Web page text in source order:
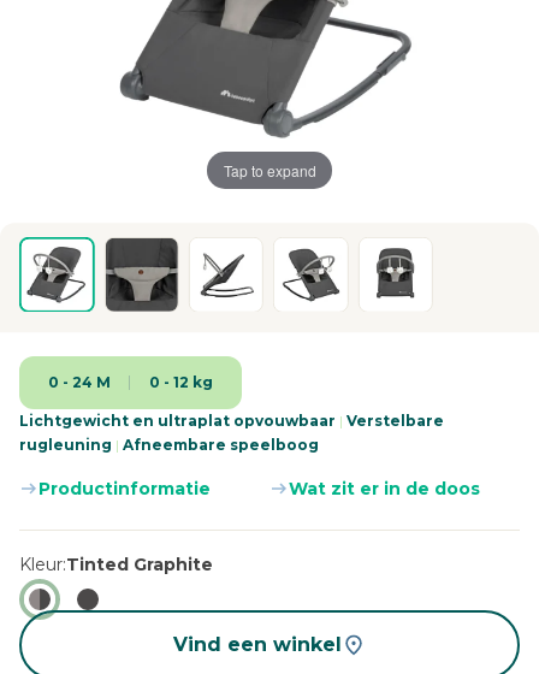
Tap to expand
0 - 24 M 0 - 12 kg
Lichtgewicht en ultraplat opvouwbaar | Verstelbare
rugleuning | Afneembare speelboog
Productinformatie Wat zit er in de doos
Kleur Tinted Graphite
Vind een winkel